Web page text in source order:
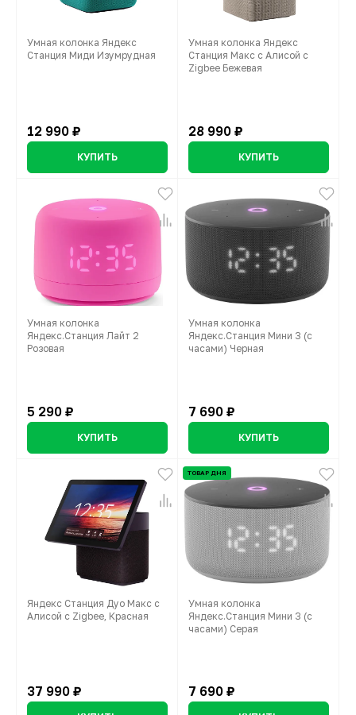
Умная колонка Яндекс
Станция Миди Изумрудная
12 990 ₽
КУПИТЬ
Умная колонка Яндекс
Станция Макс с Алисой с
Zigbee Бежевая
28 990 ₽
КУПИТЬ
Умная колонка
Яндекс.Станция Лайт 2
Розовая
5 290 ₽
КУПИТЬ
Умная колонка
Яндекс.Станция Мини 3 (с
часами) Черная
7 690 ₽
КУПИТЬ
Яндекс Станция Дуо Макс с
Алисой с Zigbee, Красная
37 990 ₽
ТОВАР ДНЯ
Умная колонка
Яндекс.Станция Мини 3 (с
часами) Серая
7 690 ₽